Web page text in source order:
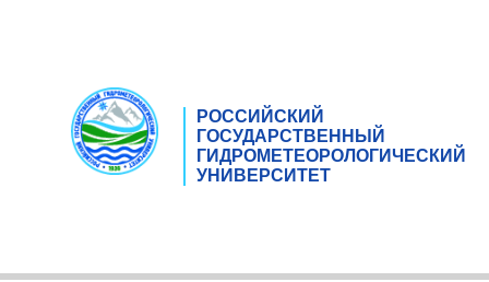
РОССИЙСКИЙ
ГОСУДАРСТВЕННЫЙ
ГИДРОМЕТЕОРОЛОГИЧЕСКИЙ
УНИВЕРСИТЕТ